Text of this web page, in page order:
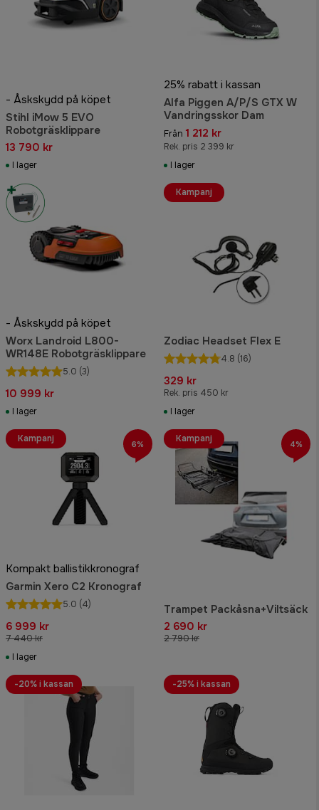
- Åskskydd på köpet
Stihl iMow 5 EVO
Robotgräsklippare
13 790 kr
I lager
25% rabatt i kassan
Alfa Piggen A/P/S GTX W
Vandringsskor Dam
Från 1 212 kr
Rek. pris 2 399 kr
I lager
- Åskskydd på köpet
Worx Landroid L800-
WR148E Robotgräsklippare
5.0 (3)
10 999 kr
I lager
Zodiac Headset Flex E
4.8 (16)
329 kr
Rek. pris 450 kr
I lager
Kampanj
Kompakt ballistikkronograf
Garmin Xero C2 Kronograf
5.0 (4)
6 999 kr
7 440 kr
I lager
Kampanj 6%
Trampet Packåsna+Viltsäck
2 690 kr
2 790 kr
Kampanj 4%
-20% i kassan -25% i kassan